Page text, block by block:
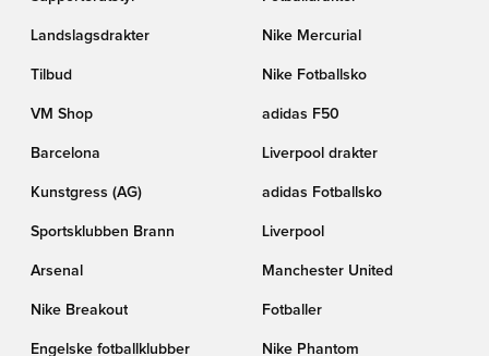
Landslagsdrakter Nike Mercurial
Tilbud Nike Fotballsko
VM Shop adidas F50
Barcelona Liverpool drakter
Kunstgress (AG) adidas Fotballsko
Sportsklubben Brann Liverpool
Arsenal Manchester United
Nike Breakout Fotballer
Engelske fotballklubber Nike Phantom